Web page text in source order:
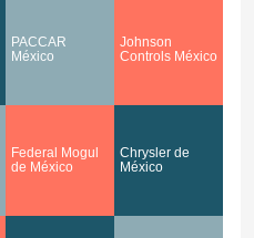
PACCAR
México
Johnson
Controls México
Federal Mogul
de México
Chrysler de
México